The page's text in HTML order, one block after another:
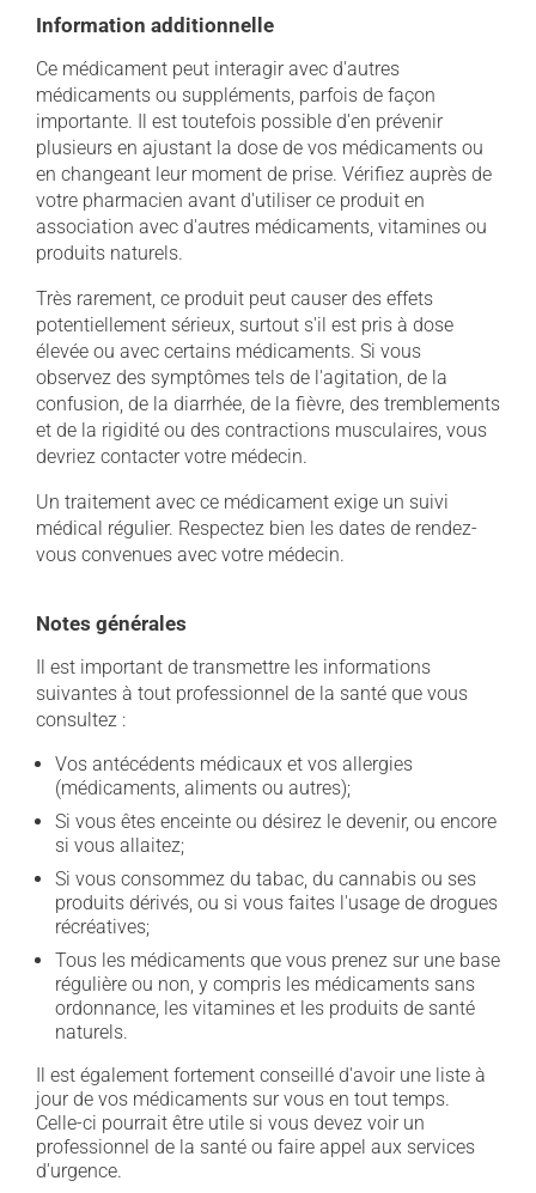
Information additionnelle
Ce médicament peut interagir avec d'autres
médicaments ou suppléments, parfois de façon
importante. Il est toutefois possible d'en prévenir
plusieurs en ajustant la dose de vos médicaments ou
en changeant leur moment de prise. Vérifiez auprès de
votre pharmacien avant d'utiliser ce produit en
association avec d'autres médicaments, vitamines ou
produits naturels.
Très rarement, ce produit peut causer des effets
potentiellement sérieux, surtout s'il est pris à dose
élevée ou avec certains médicaments. Si vous
observez des symptômes tels de l'agitation, de la
confusion, de la diarrhée, de la fièvre, des tremblements
et de la rigidité ou des contractions musculaires, vous
devriez contacter votre médecin.
Un traitement avec ce médicament exige un suivi
médical régulier. Respectez bien les dates de rendez-
vous convenues avec votre médecin.
Notes générales
Il est important de transmettre les informations
suivantes à tout professionnel de la santé que vous
consultez :
Vos antécédents médicaux et vos allergies
(médicaments, aliments ou autres);
Si vous êtes enceinte ou désirez le devenir, ou encore
si vous allaitez;
Si vous consommez du tabac, du cannabis ou ses
produits dérivés, ou si vous faites l'usage de drogues
récréatives;
Tous les médicaments que vous prenez sur une base
régulière ou non, y compris les médicaments sans
ordonnance, les vitamines et les produits de santé
naturels.
Il est également fortement conseillé d'avoir une liste à
jour de vos médicaments sur vous en tout temps.
Celle-ci pourrait être utile si vous devez voir un
professionnel de la santé ou faire appel aux services
d'urgence.